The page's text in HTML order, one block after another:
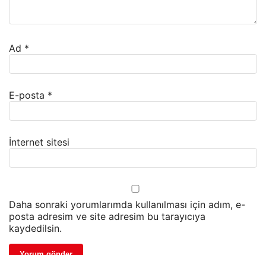
Ad *
E-posta *
İnternet sitesi
Daha sonraki yorumlarımda kullanılması için adım, e-
posta adresim ve site adresim bu tarayıcıya
kaydedilsin.